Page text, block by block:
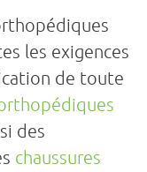
les exigences
de toute
des
chaussures